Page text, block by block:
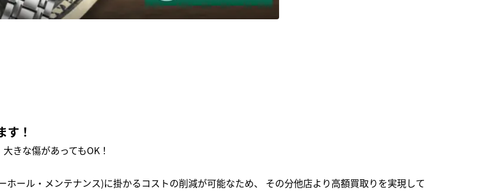
す！
きな傷があってもOK！
ール・メンテナンス)に掛かるコストの削減が可能なため、 その分他店より高額買取りを実現して